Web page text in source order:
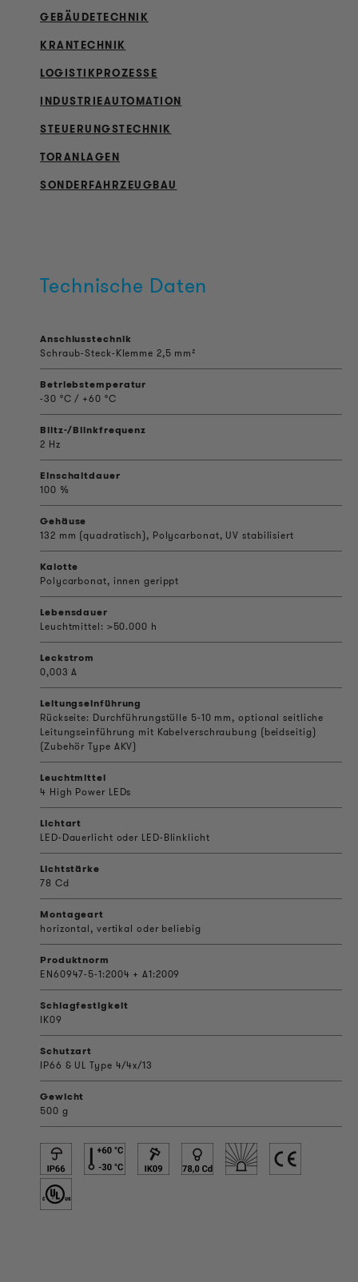
GEBÄUDETECHNIK
KRANTECHNIK
LOGISTIKPROZESSE
INDUSTRIEAUTOMATION
STEUERUNGSTECHNIK
TORANLAGEN
SONDERFAHRZEUGBAU
Technische Daten
Anschlusstechnik
Schraub-Steck-Klemme 2,5 mm²
Betriebstemperatur
-30 °C / +60 °C
Blitz-/Blinkfrequenz
2 Hz
Einschaltdauer
100 %
Gehäuse
132 mm (quadratisch), Polycarbonat, UV stabilisiert
Kalotte
Polycarbonat, innen gerippt
Lebensdauer
Leuchtmittel: >50.000 h
Leckstrom
0,003 A
Leitungseinführung
Rückseite: Durchführungstülle 5-10 mm, optional seitliche
Leitungseinführung mit Kabelverschraubung (beidseitig)
(Zubehör Type AKV)
Leuchtmittel
4 High Power LEDs
Lichtart
LED-Dauerlicht oder LED-Blinklicht
Lichtstärke
78 Cd
Montageart
horizontal, vertikal oder beliebig
Produktnorm
EN60947-5-1:2004 + A1:2009
Schlagfestigkeit
IK09
Schutzart
IP66 & UL Type 4/4x/13
Gewicht
500 g